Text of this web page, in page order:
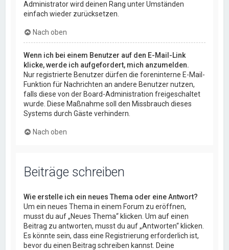
Administrator wird deinen Rang unter Umständen
einfach wieder zurücksetzen.
Nach oben
Wenn ich bei einem Benutzer auf den E-Mail-Link
klicke, werde ich aufgefordert, mich anzumelden.
Nur registrierte Benutzer dürfen die foreninterne E-Mail-
Funktion für Nachrichten an andere Benutzer nutzen,
falls diese von der Board-Administration freigeschaltet
wurde. Diese Maßnahme soll den Missbrauch dieses
Systems durch Gäste verhindern.
Nach oben
Beiträge schreiben
Wie erstelle ich ein neues Thema oder eine Antwort?
Um ein neues Thema in einem Forum zu eröffnen,
musst du auf „Neues Thema“ klicken. Um auf einen
Beitrag zu antworten, musst du auf „Antworten“ klicken.
Es könnte sein, dass eine Registrierung erforderlich ist,
bevor du einen Beitrag schreiben kannst. Deine